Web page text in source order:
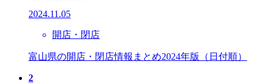
2024.11.05
開店・閉店
富山県の開店・閉店情報まとめ2024年版（日付順）
2